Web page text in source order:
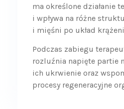
ma określone działanie
i wpływa na różne
i mięśni po układ
Podczas zabiegu
rozluźnia napięte partie
ich ukrwienie oraz
procesy regeneracyjne